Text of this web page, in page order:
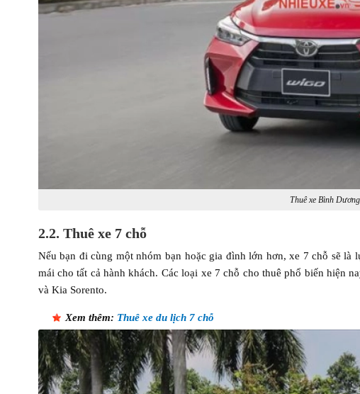
Thuê xe Bình
2.2. Thuê xe 7 chỗ
Nếu bạn đi cùng một nhóm bạn hoặc gia đình lớn hơn, xe 7 chỗ sẽ
mái cho tất cả hành khách. Các loại xe 7 chỗ cho thuê phổ biến hiện
và Kia Sorento.
Xem thêm: Thuê xe du lịch 7 chỗ